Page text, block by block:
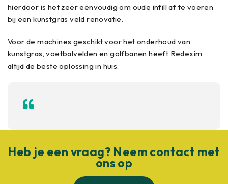
hierdoor is het zeer eenvoudig om oude infill af te voeren
bij een kunstgras veld renovatie.
Voor de machines geschikt voor het onderhoud van
kunstgras, voetbalvelden en golfbanen heeft Redexim
altijd de beste oplossing in huis.
Heb je een vraag? Neem contact met
ons op